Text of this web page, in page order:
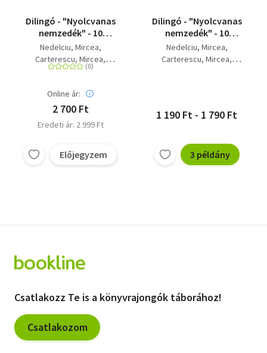
Dilingó - "Nyolcvanas
nemzedék" - 10
kortárs román
novellista
Nedelciu, Mircea
Carterescu, Mircea
Grosan, Ioan Pora, Mircea
Vlad, Alexandru
Petru Cimpoesu
Marineasa, Viorel
Online ár:
2 700 Ft
Eredeti ár: 2 999 Ft
Előjegyzem
Dilingó - "Nyolcvanas
nemzedék" - 10
kortárs román
novellista
Nedelciu, Mircea
Carterescu, Mircea
Marineasa, Viorel
1 190 Ft - 1 790 Ft
3 példány
Csatlakozz Te is a könyvrajongók táborához!
Csatlakozom